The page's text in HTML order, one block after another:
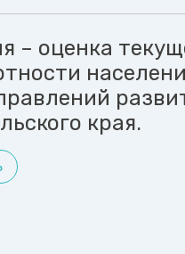
– оценка
края.